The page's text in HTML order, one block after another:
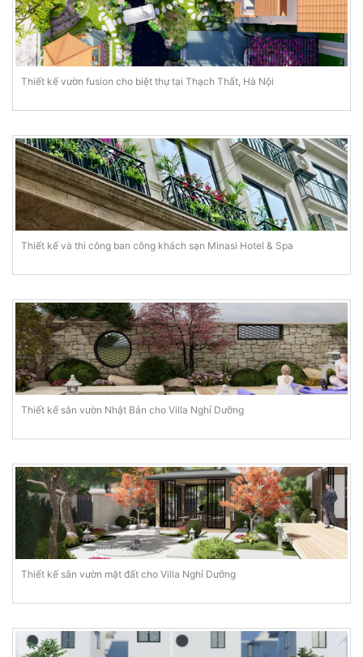
Thiết kế vườn fusion cho biệt thự tại Thạch Thất, Hà Nội
Thiết kế và thi công ban công khách sạn Minasi Hotel & Spa
Thiết kế sân vườn Nhật Bản cho Villa Nghỉ Dưỡng
Thiết kế sân vườn mặt đất cho Villa Nghỉ Dưỡng